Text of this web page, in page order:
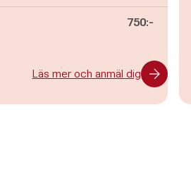
750:-
Läs mer och anmäl dig